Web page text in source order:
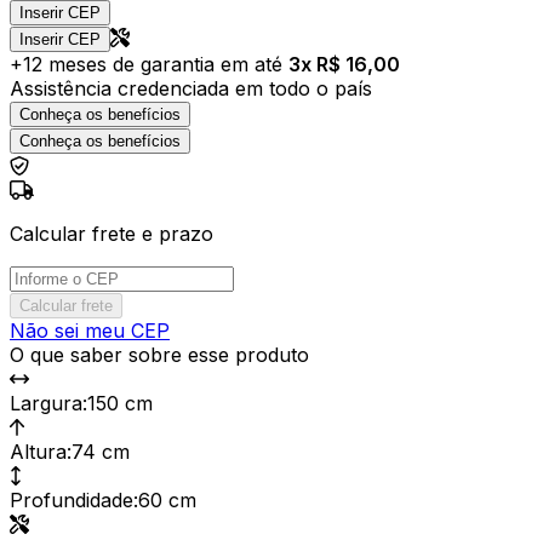
Inserir CEP
Inserir CEP
+12 meses de garantia em até 3x R$ 16,00
Assistência credenciada em todo o país
Conheça os benefícios
Conheça os benefícios
Calcular frete e prazo
Calcular frete
Não sei meu CEP
O que saber sobre esse produto
Largura:150 cm
Altura:74 cm
Profundidade:60 cm